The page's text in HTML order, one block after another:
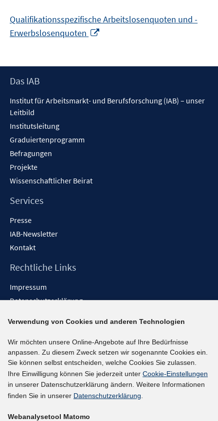
Qualifikationsspezifische Arbeitslosenquoten und -
Erwerbslosenquoten
öffnen
Footer
Das IAB
Institut für Arbeitsmarkt- und Berufsforschung (IAB) – unser
Leitbild
Institutsleitung
Graduiertenprogramm
Befragungen
Projekte
Wissenschaftlicher Beirat
Services
Presse
IAB-Newsletter
Kontakt
Rechtliche Links
Impressum
Datenschutzerklärung
Barrieren melden
Social-Media-Kanäle
BlueSky
YouTube
LinkedIn
Verwendung von Cookies und anderen Technologien
Wir möchten unsere Online-Angebote auf Ihre Bedürfnisse
anpassen. Zu diesem Zweck setzen wir sogenannte Cookies ein.
Sie können selbst entscheiden, welche Cookies Sie zulassen.
Ihre Einwilligung können Sie jederzeit unter Cookie-Einstellungen
in unserer Datenschutzerklärung ändern. Weitere Informationen
finden Sie in unserer Datenschutzerklärung.
Webanalysetool Matomo